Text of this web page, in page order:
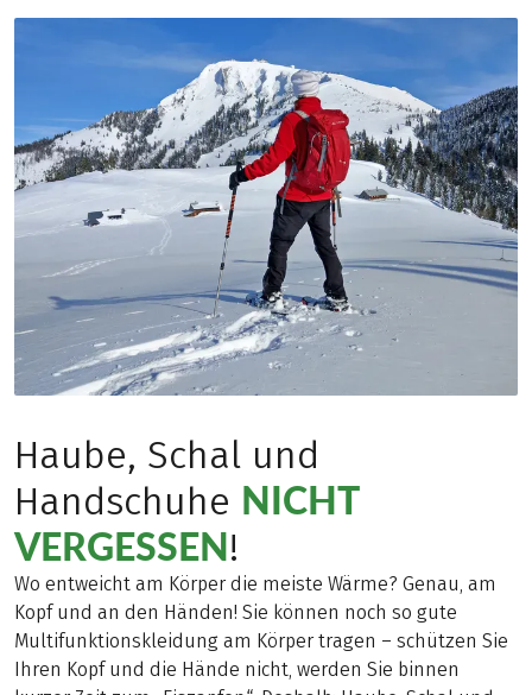
Haube, Schal und
Handschuhe NICHT
VERGESSEN!
Wo entweicht am Körper die meiste Wärme? Genau, am
Kopf und an den Händen! Sie können noch so gute
Multifunktionskleidung am Körper tragen – schützen Sie
Ihren Kopf und die Hände nicht, werden Sie binnen